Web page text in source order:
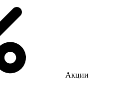
Акции